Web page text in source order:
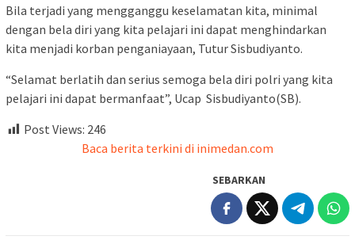
Bila terjadi yang mengganggu keselamatan kita, minimal
dengan bela diri yang kita pelajari ini dapat menghindarkan
kita menjadi korban penganiayaan, Tutur Sisbudiyanto.
“Selamat berlatih dan serius semoga bela diri polri yang kita
pelajari ini dapat bermanfaat”, Ucap Sisbudiyanto(SB).
Post Views: 246
Baca berita terkini di inimedan.com
SEBARKAN